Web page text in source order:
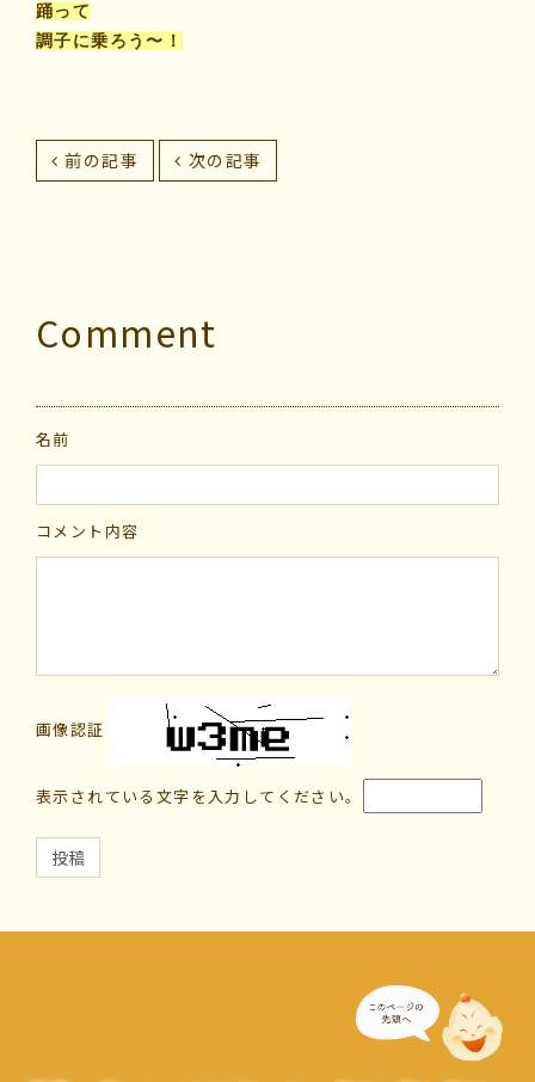
踊って
調子に乗ろう〜！
前の記事 次の記事
Comment
名前
コメント内容
画像認証
表示されている文字を入力してください。